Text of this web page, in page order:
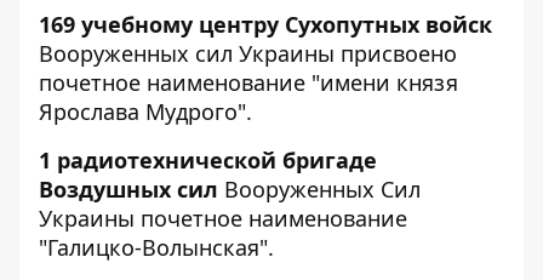
169 учебному центру Сухопутных войск
Вооруженных сил Украины присвоено
почетное наименование "имени князя
Ярослава Мудрого".
1 радиотехнической бригаде
Воздушных сил Вооруженных Сил
Украины почетное наименование
"Галицко-Волынская".